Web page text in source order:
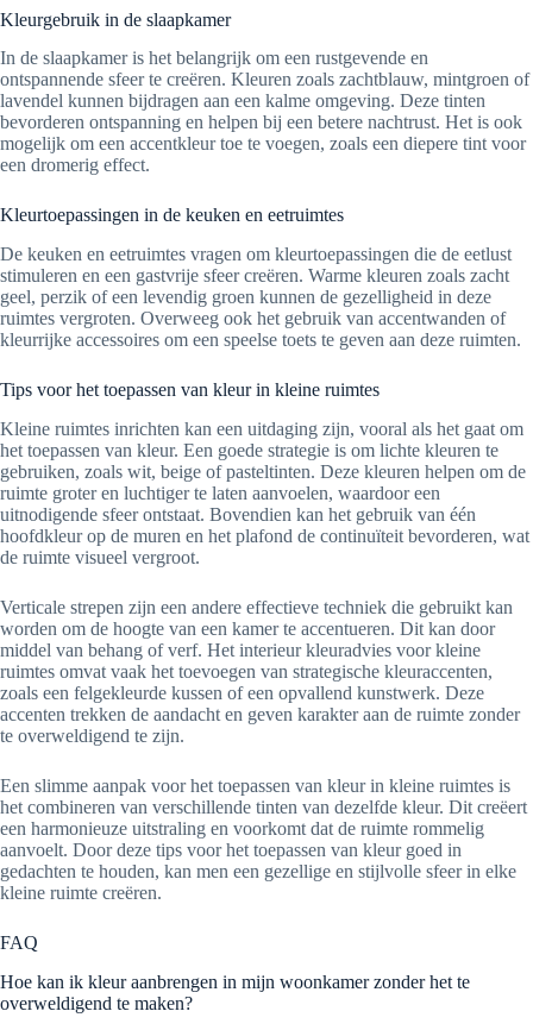
Kleurgebruik in de slaapkamer
In de slaapkamer is het belangrijk om een rustgevende en
ontspannende sfeer te creëren. Kleuren zoals zachtblauw, mintgroen of
lavendel kunnen bijdragen aan een kalme omgeving. Deze tinten
bevorderen ontspanning en helpen bij een betere nachtrust. Het is ook
mogelijk om een accentkleur toe te voegen, zoals een diepere tint voor
een dromerig effect.
Kleurtoepassingen in de keuken en eetruimtes
De keuken en eetruimtes vragen om kleurtoepassingen die de eetlust
stimuleren en een gastvrije sfeer creëren. Warme kleuren zoals zacht
geel, perzik of een levendig groen kunnen de gezelligheid in deze
ruimtes vergroten. Overweeg ook het gebruik van accentwanden of
kleurrijke accessoires om een speelse toets te geven aan deze ruimten.
Tips voor het toepassen van kleur in kleine ruimtes
Kleine ruimtes inrichten kan een uitdaging zijn, vooral als het gaat om
het toepassen van kleur. Een goede strategie is om lichte kleuren te
gebruiken, zoals wit, beige of pasteltinten. Deze kleuren helpen om de
ruimte groter en luchtiger te laten aanvoelen, waardoor een
uitnodigende sfeer ontstaat. Bovendien kan het gebruik van één
hoofdkleur op de muren en het plafond de continuïteit bevorderen, wat
de ruimte visueel vergroot.
Verticale strepen zijn een andere effectieve techniek die gebruikt kan
worden om de hoogte van een kamer te accentueren. Dit kan door
middel van behang of verf. Het interieur kleuradvies voor kleine
ruimtes omvat vaak het toevoegen van strategische kleuraccenten,
zoals een felgekleurde kussen of een opvallend kunstwerk. Deze
accenten trekken de aandacht en geven karakter aan de ruimte zonder
te overweldigend te zijn.
Een slimme aanpak voor het toepassen van kleur in kleine ruimtes is
het combineren van verschillende tinten van dezelfde kleur. Dit creëert
een harmonieuze uitstraling en voorkomt dat de ruimte rommelig
aanvoelt. Door deze tips voor het toepassen van kleur goed in
gedachten te houden, kan men een gezellige en stijlvolle sfeer in elke
kleine ruimte creëren.
FAQ
Hoe kan ik kleur aanbrengen in mijn woonkamer zonder het te
overweldigend te maken?